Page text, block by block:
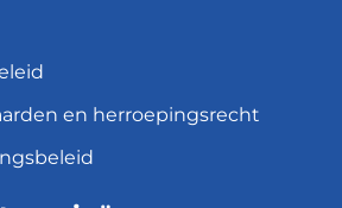
en herroepingsrecht